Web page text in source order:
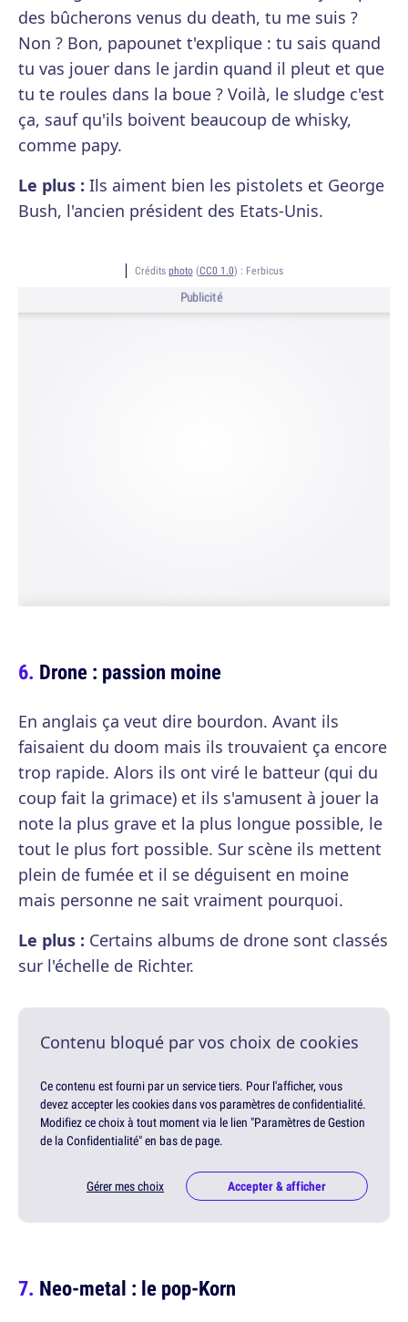
des bûcherons venus du death, tu me suis ?
Non ? Bon, papounet t'explique : tu sais quand
tu vas jouer dans le jardin quand il pleut et que
tu te roules dans la boue ? Voilà, le sludge c'est
ça, sauf qu'ils boivent beaucoup de whisky,
comme papy.
Le plus : Ils aiment bien les pistolets et George
Bush, l'ancien président des Etats-Unis.
Crédits photo(CC0 1.0) : Ferbicus
Publicité
Drone : passion moine
En anglais ça veut dire bourdon. Avant ils
faisaient du doom mais ils trouvaient ça encore
trop rapide. Alors ils ont viré le batteur (qui du
coup fait la grimace) et ils s'amusent à jouer la
note la plus grave et la plus longue possible, le
tout le plus fort possible. Sur scène ils mettent
plein de fumée et il se déguisent en moine
mais personne ne sait vraiment pourquoi.
Le plus : Certains albums de drone sont classés
sur l'échelle de Richter.
Contenu bloqué par vos choix de cookies
Ce contenu est fourni par un service tiers. Pour l'afficher, vous
devez accepter les cookies dans vos paramètres de confidentialité.
Modifiez ce choix à tout moment via le lien "Paramètres de Gestion
de la Confidentialité" en bas de page.
Gérer mes choix Accepter & afficher
Neo-metal : le pop-Korn